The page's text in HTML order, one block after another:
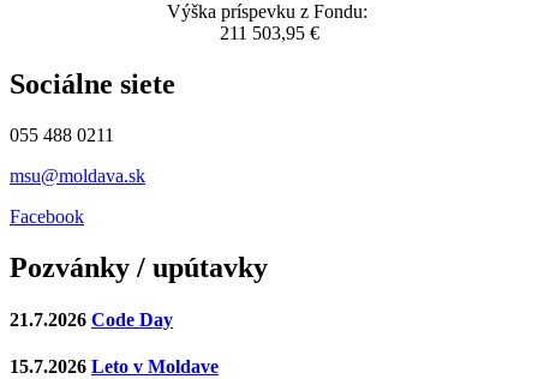
Výška príspevku z Fondu:
211 503,95 €
Sociálne siete
055 488 0211
msu@moldava.sk
Facebook
Pozvánky / upútavky
21.7.2026 Code Day
15.7.2026 Leto v Moldave